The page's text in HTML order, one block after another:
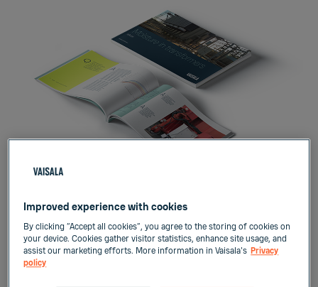
Improved experience with cookies
By clicking “Accept all cookies”, you agree to the storing of cookies on
your device. Cookies gather visitor statistics, enhance site usage, and
assist our marketing efforts. More information in Vaisala's Privacy
policy